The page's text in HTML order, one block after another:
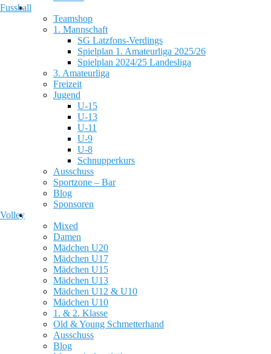
Fussball
Teamshop
1. Mannschaft
SG Latzfons-Verdings
Spielplan 1. Amateurliga 2025/26
Spielplan 2024/25 Landesliga
3. Amateurliga
Freizeit
Jugend
U-15
U-13
U-11
U-9
U-8
Schnupperkurs
Ausschuss
Sportzone – Bar
Blog
Sponsoren
Volley
Mixed
Damen
Mädchen U20
Mädchen U17
Mädchen U15
Mädchen U13
Mädchen U12 & U10
Mädchen U10
1. & 2. Klasse
Old & Young Schmetterhand
Ausschuss
Blog